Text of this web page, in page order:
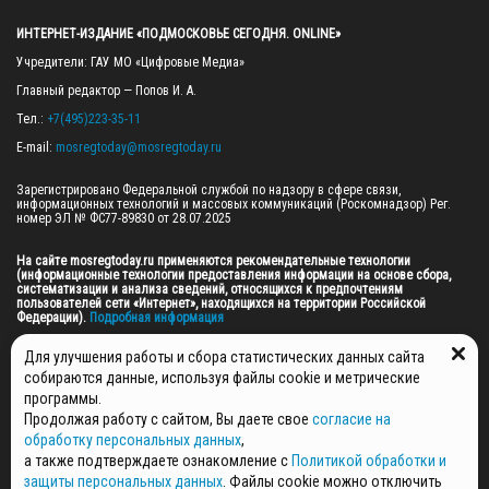
ИНТЕРНЕТ-ИЗДАНИЕ «ПОДМОСКОВЬЕ СЕГОДНЯ. ONLINE»
Учредители: ГАУ МО «Цифровые Медиа»
Главный редактор — Попов И. А.
Тел.: +7(495)223-35-11
E-mail: mosregtoday@mosregtoday.ru
Зарегистрировано Федеральной службой по надзору в сфере связи,
информационных технологий и массовых коммуникаций (Роскомнадзор) Рег.
номер ЭЛ № ФС77-89830 от 28.07.2025
На сайте mosregtoday.ru применяются рекомендательные технологии
(информационные технологии предоставления информации на основе сбора,
систематизации и анализа сведений, относящихся к предпочтениям
пользователей сети «Интернет», находящихся на территории Российской
Федерации). Подробная информация
© 2026 ПРАВА НА ВСЕ МАТЕРИАЛЫ САЙТА ПРИНАДЛЕЖАТ ГАУ МО "ЦИФРОВЫЕ
МЕДИА" (ОГРН: 1255000059467).
ПОЛИТИКА ОБРАБОТКИ И ЗАЩИТЫ ПЕРСОНАЛЬНЫХ ДАННЫХ
НОВОСТИ
ГАЗЕТЫ
Для улучшения работы и сбора статистических данных сайта
собираются данные, используя файлы cookie и метрические
программы.
Продолжая работу с сайтом, Вы даете свое согласие на
обработку персональных данных,
а также подтверждаете ознакомление с Политикой обработки и
защиты персональных данных . Файлы cookie можно отключить